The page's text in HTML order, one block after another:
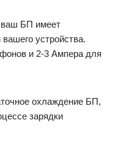
ваш БП имеет
устройства.
и 2-3 Ампера для
охлаждение БП,
зарядки